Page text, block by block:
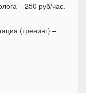
– 250 руб/час.
(тренинг) –